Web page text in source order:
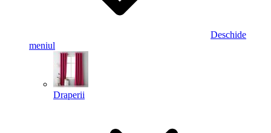
Deschide
meniul
Draperii